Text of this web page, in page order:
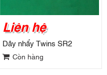
Liên hệ
Dây nhẩy Twins SR2
Còn hàng